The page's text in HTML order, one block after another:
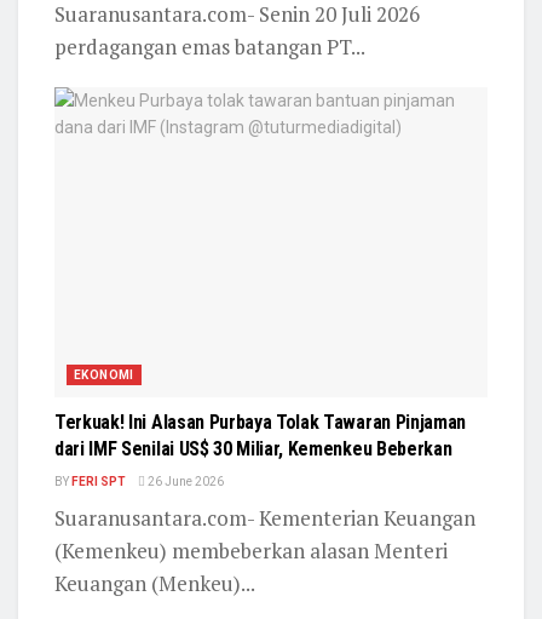
Suaranusantara.com- Senin 20 Juli 2026
perdagangan emas batangan PT...
EKONOMI
Terkuak! Ini Alasan Purbaya Tolak Tawaran Pinjaman
dari IMF Senilai US$ 30 Miliar, Kemenkeu Beberkan
BY FERI SPT 26 June 2026
Suaranusantara.com- Kementerian Keuangan
(Kemenkeu) membeberkan alasan Menteri
Keuangan (Menkeu)...